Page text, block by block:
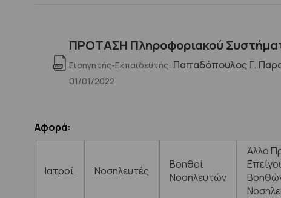
ΠΡΟΤΑΣΗ Πληροφοριακού
Εισηγητής-Εκπαιδευτής: Παπαδόπουλος Γ.
01/01/2022
Αφορά:
Ιατροί Νοσηλευτές
Βοηθοί
Νοσηλευτών
Άλλο